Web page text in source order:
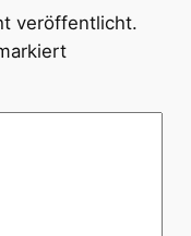
veröffentlicht.